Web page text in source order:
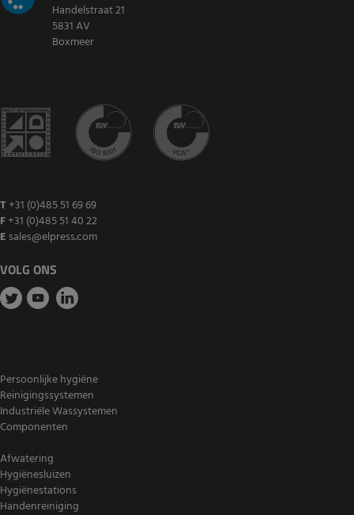
Handelstraat 21
5831 AV
Boxmeer
T +31 (0)485 51 69 69
F+31 (0)485 51 40 22
E sales@elpress.com
VOLG ONS
Persoonlijke hygiëne
Reinigingssystemen
Industriële Wassystemen
Componenten
Afwatering
Hygiënesluizen
Hygiënestations
Handenreiniging